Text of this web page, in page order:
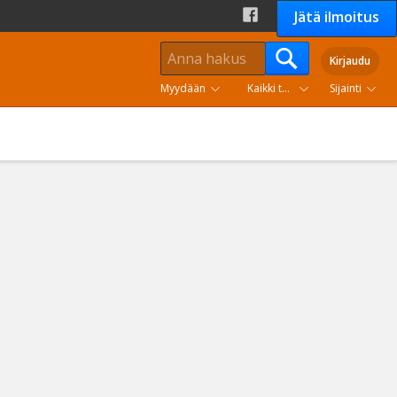
Jätä ilmoitus
Kirjaudu
Myydään
Kaikki tuoteryhmät Sijainti